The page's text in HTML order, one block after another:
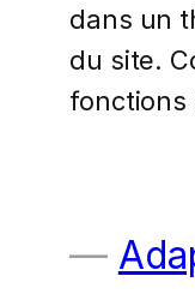
dans un
du site.
fonctions